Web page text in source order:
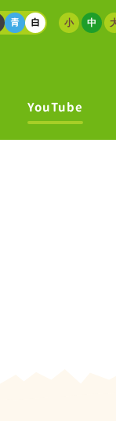
青 白 小 中
YouTube